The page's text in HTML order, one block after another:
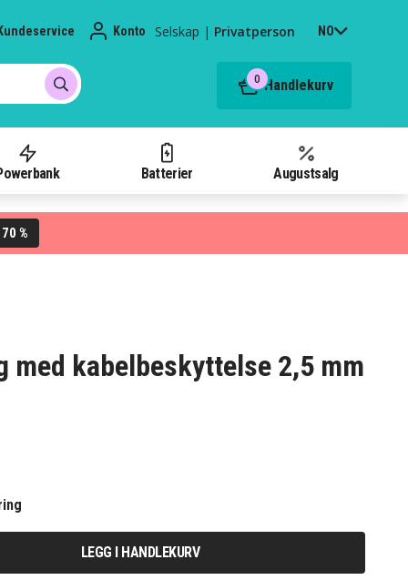
Konto Selskap | Privatperson NO
0 Handlekurv
Batterier Augustsalg
70 %
med kabelbeskyttelse 2,5 mm
LEGG I HANDLEKURV